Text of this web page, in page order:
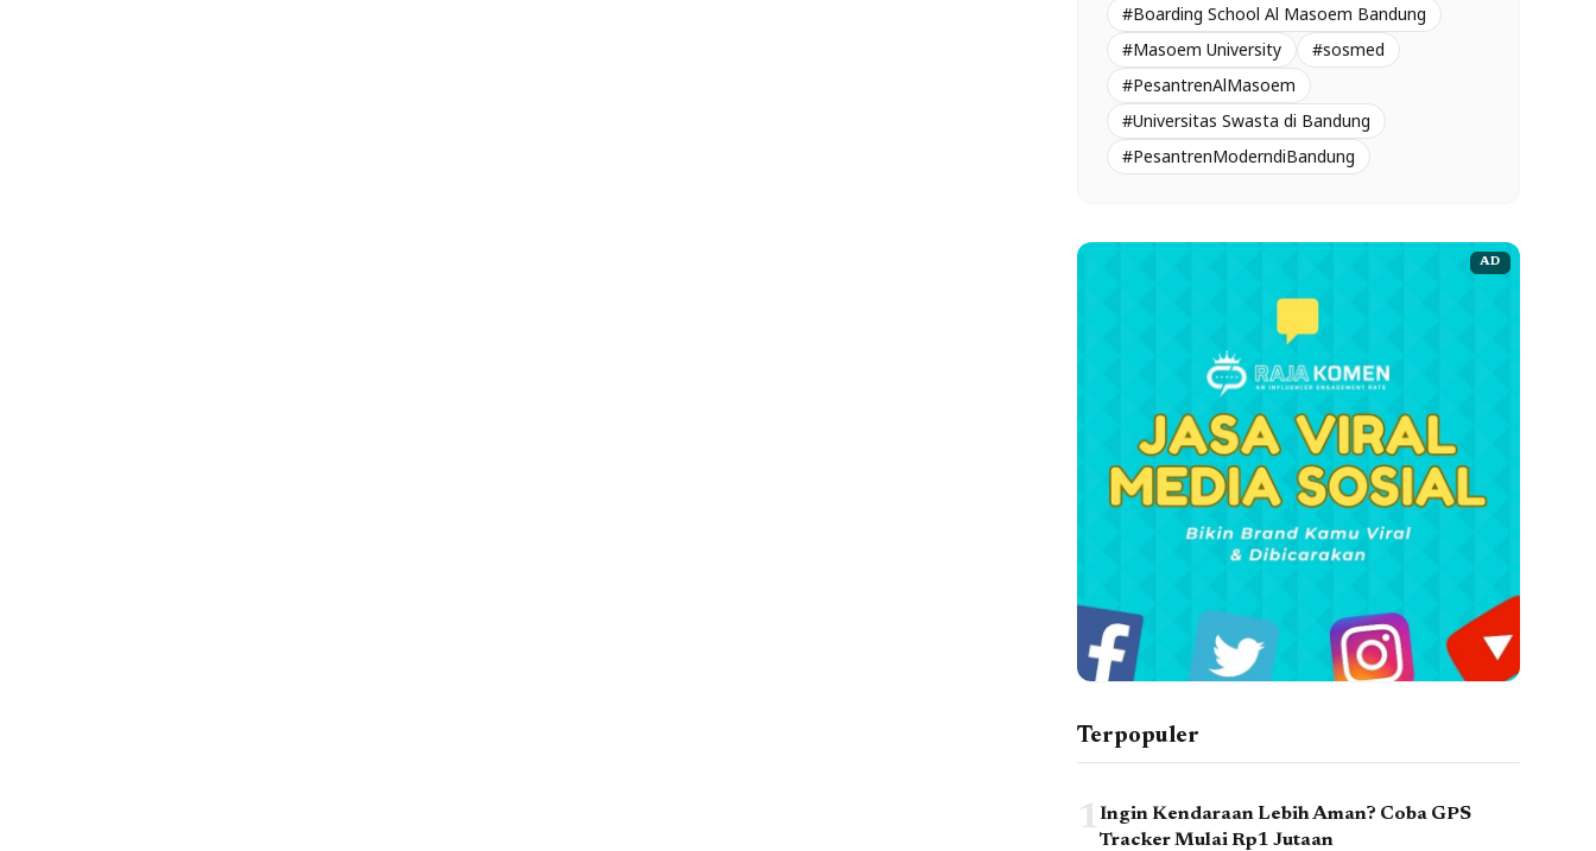
#Boarding School Al Masoem Bandung
#Masoem University
#sosmed
#PesantrenAlMasoem
#Universitas Swasta di Bandung
#PesantrenModerndiBandung
AD
Terpopuler
1Ingin Kendaraan Lebih Aman? Coba GPS
Tracker Mulai Rp1 Jutaan